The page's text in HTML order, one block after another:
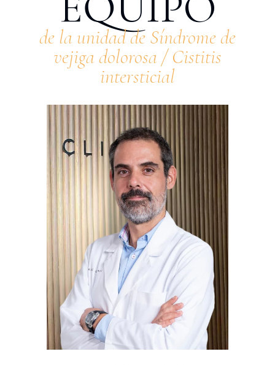
de la unidad de Síndrome de
vejiga dolorosa / Cistitis
intersticial